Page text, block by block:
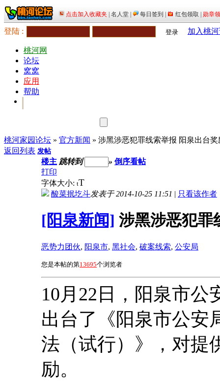
登陆 : 登录 加入桃
桃河网
论坛
窝窝
应用
帮助
桃河家园论坛 » 官方新闻 » 涉黑涉恶犯罪线索举报 阳泉出台
返回列表 发帖
楼主 跳转到 » 倒序看帖
打印
字体大小: tT
酸菜抿圪斗发表于 2014-10-25 11:51 | 只看该作者
[阳泉新闻] 涉黑涉恶犯罪
恶势力团伙, 阳泉市, 黑社会, 破案线索, 公安局
您是本帖的第13695个浏览者
10月22日，阳泉市
出台了《阳泉市公安
法（试行）》，对提
励。